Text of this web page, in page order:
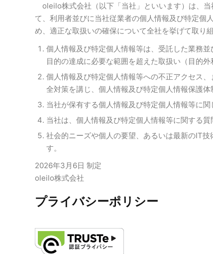
oleilo株式会社（以下「当社」といいます）は、
て、利用者並びに当社従業者の個人情報及び特定個
め、適正な取扱いの確保について全社を挙げて取り
個人情報及び特定個人情報等は、受託した業務
目的の達成に必要な範囲を超えた取扱い（目的
個人情報及び特定個人情報等への不正アクセス
全対策を講じ、個人情報及び特定個人情報保護体
当社が保有する個人情報及び特定個人情報等に
当社は、個人情報及び特定個人情報等に関する
社会的ニーズや個人の要望、あるいは最新のIT
す。
2026年3月6日 制定
oleilo株式会社
プライバシーポリシー